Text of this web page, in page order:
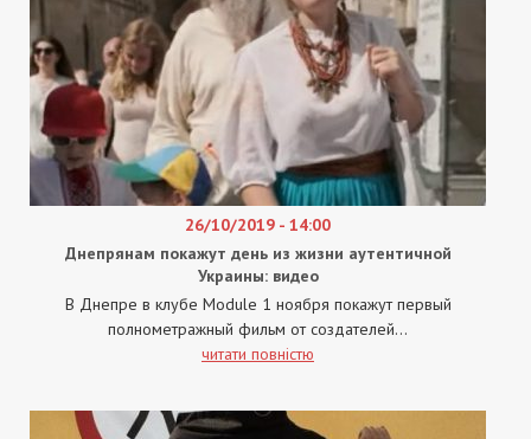
26/10/2019 - 14:00
Днепрянам покажут день из жизни аутентичной
Украины: видео
В Днепре в клубе Module 1 ноября покажут первый
полнометражный фильм от создателей...
читати повністю